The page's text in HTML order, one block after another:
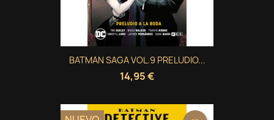
BATMAN SAGA VOL.9 PRELUDIO...
14,95 €